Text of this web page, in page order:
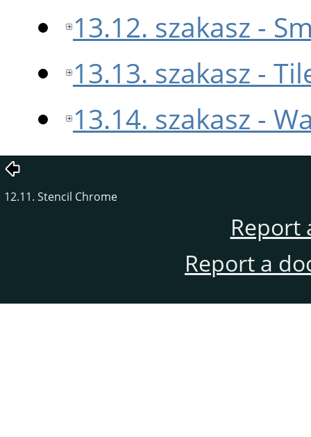
13.12. szakasz -
13.13. szakasz -
13.14. szakasz -
12.11. Stencil Chrome
Report
Report a